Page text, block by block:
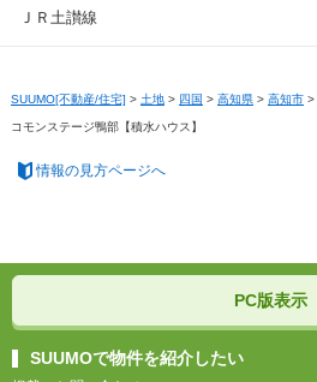
ＪＲ土讃線
SUUMO[不動産/住宅] > 土地 > 四国 > 高知県 > 高知市 >
コモンステージ鴨部【積水ハウス】
情報の見方ページへ
PC版表示
SUUMOで物件を紹介したい